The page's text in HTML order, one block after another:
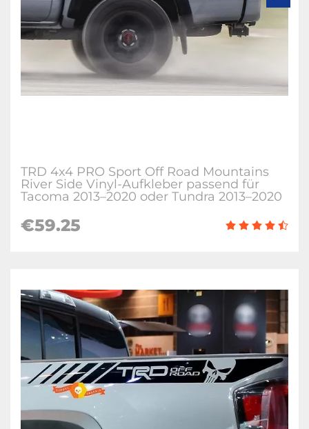
TRD 4x4 PRO Sport Off Road Mountains
River Side Vinyl-Aufkleber passend für
Tacoma 2013–2020 oder Tundra 2013–2020
€59.25